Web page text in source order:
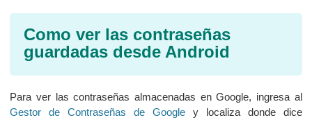
Como ver las contraseñas
guardadas desde Android
Para ver las contraseñas almacenadas en Google, ingresa al
Gestor de Contraseñas de Google y localiza donde dice